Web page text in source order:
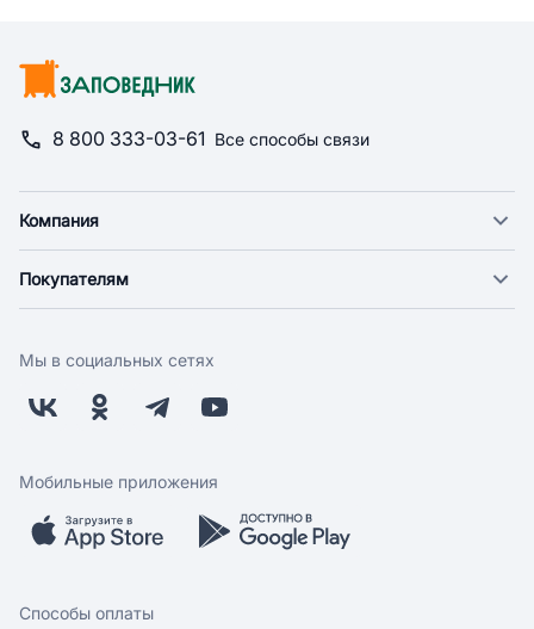
8 800 333-03-61 Все способы связи
Компания
Новости
Поставщикам
Заводчикам
Обратная связь
Покупателям
Оплата
Бонусная программа
Скидки и акции
Мобильное приложение
Мы в социальных сетях
Мобильные приложения
Способы оплаты